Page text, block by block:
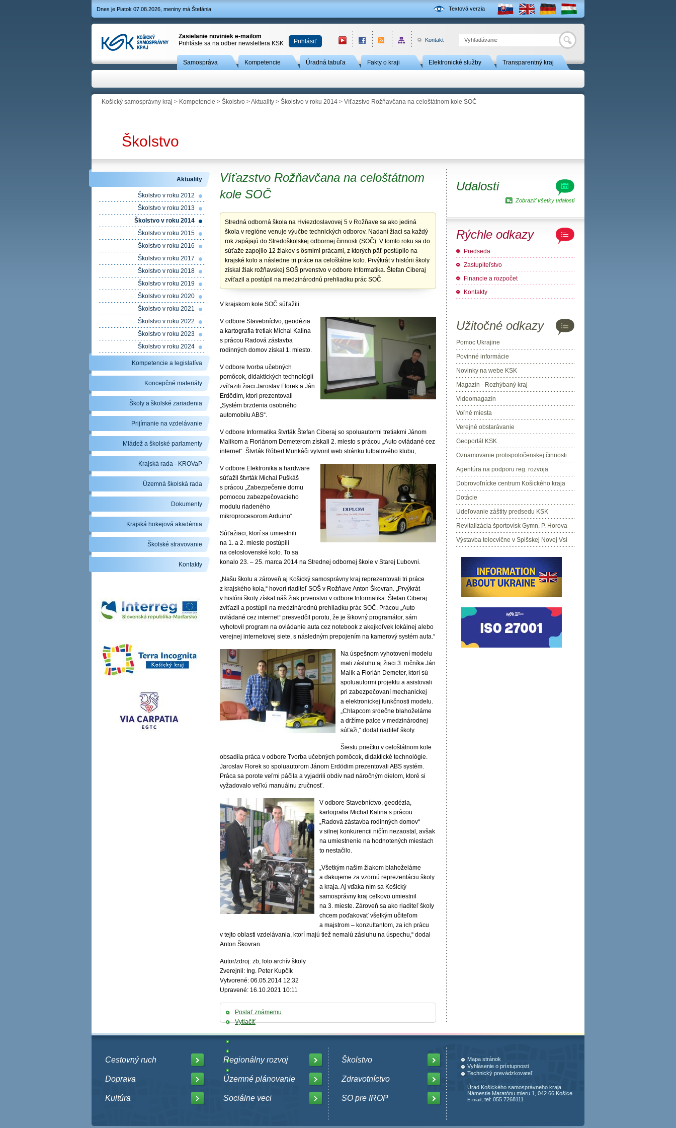
Textová verzia
Dnes je Piatok 07.08.2026, meniny má Štefánia
Hľadať
Zasielanie noviniek e-mailom
Prihláste sa na odber newslettera KSK
Prihlásiť Kontakt
Samospráva Kompetencie Úradná tabuľa Fakty o kraji Elektronické služby Transparentný kraj
Košický samosprávny kraj > Kompetencie > Školstvo >Aktuality > Školstvo v roku 2014 > Víťazstvo Rožňavčana na celoštátnom kole SOČ
Školstvo
Víťazstvo Rožňavčana na celoštátnom
kole SOČ
Stredná odborná škola na Hviezdoslavovej 5 v Rožňave sa ako jediná
škola v regióne venuje výučbe technických odborov. Nadaní žiaci sa každý
rok zapájajú do Stredoškolskej odbornej činnosti (SOČ). V tomto roku sa do
súťaže zapojilo 12 žiakov s ôsmimi prácami, z ktorých päť postúpilo na
krajské kolo a následne tri práce na celoštátne kolo. Prvýkrát v histórii školy
získal žiak rožňavskej SOŠ prvenstvo v odbore Informatika. Štefan Ciberaj
zvíťazil a postúpil na medzinárodnú prehliadku prác SOČ.
V krajskom kole SOČ súťažili:
V odbore Stavebníctvo, geodézia
a kartografia tretiak Michal Kalina
s prácou Radová zástavba
rodinných domov získal 1. miesto.
V odbore tvorba učebných
pomôcok, didaktických technológií
zvíťazili žiaci Jaroslav Florek a Ján
Erdödim, ktorí prezentovali
„Systém brzdenia osobného
automobilu ABS“.
V odbore Informatika štvrták Štefan Ciberaj so spoluautormi tretiakmi Jánom
Malikom a Floriánom Demeterom získali 2. miesto s prácou „Auto ovládané cez
internet“. Štvrták Róbert Munkáči vytvoril web stránku futbalového klubu,
V odbore Elektronika a hardware
súťažil štvrták Michal Puškáš
s prácou „Zabezpečenie domu
pomocou zabezpečovacieho
modulu riadeného
mikroprocesorom Arduino“.
Súťažiaci, ktorí sa umiestnili
na 1. a 2. mieste postúpili
na celoslovenské kolo. To sa
konalo 23. – 25. marca 2014 na Strednej odbornej škole v Starej Ľubovni.
„Našu školu a zároveň aj Košický samosprávny kraj reprezentovali tri práce
z krajského kola,“ hovorí riaditeľ SOŠ v Rožňave Anton Škovran. „Prvýkrát
v histórii školy získal náš žiak prvenstvo v odbore Informatika. Štefan Ciberaj
zvíťazil a postúpil na medzinárodnú prehliadku prác SOČ. Prácou „Auto
ovládané cez internet“ presvedčil porotu, že je šikovný programátor, sám
vyhotovil program na ovládanie auta cez notebook z akejkoľvek lokálnej alebo
verejnej internetovej siete, s následným prepojením na kamerový systém auta.“
Na úspešnom vyhotovení modelu
mali zásluhu aj žiaci 3. ročníka Ján
Malík a Florián Demeter, ktorí sú
spoluautormi projektu a asistovali
pri zabezpečovaní mechanickej
a elektronickej funkčnosti modelu.
„Chlapcom srdečne blahoželáme
a držíme palce v medzinárodnej
súťaži,“ dodal riaditeľ školy.
Šiestu priečku v celoštátnom kole
obsadila práca v odbore Tvorba učebných pomôcok, didaktické technológie.
Jaroslav Florek so spoluautorom Jánom Erdödim prezentovali ABS systém.
Práca sa porote veľmi páčila a vyjadrili obdiv nad náročným dielom, ktoré si
vyžadovalo veľkú manuálnu zručnosť.
V odbore Stavebníctvo, geodézia,
kartografia Michal Kalina s prácou
„Radová zástavba rodinných domov“
v silnej konkurencii ničím nezaostal, avšak
na umiestnenie na hodnotených miestach
to nestačilo.
„Všetkým našim žiakom blahoželáme
a ďakujeme za vzornú reprezentáciu školy
a kraja. Aj vďaka ním sa Košický
samosprávny kraj celkovo umiestnil
na 3. mieste. Zároveň sa ako riaditeľ školy
chcem poďakovať všetkým učiteľom
a majstrom – konzultantom, za ich prácu
v tejto oblasti vzdelávania, ktorí majú tiež nemalú zásluhu na úspechu,“ dodal
Anton Škovran.
Autor/zdroj: zb, foto archív školy
Zverejnil: Ing. Peter Kupčík
Vytvorené: 06.05.2014 12:32
Upravené: 16.10.2021 10:11
Poslať známemu
Vytlačiť
Aktuality
Školstvo v roku 2012
Školstvo v roku 2013
Školstvo v roku 2014
Školstvo v roku 2015
Školstvo v roku 2016
Školstvo v roku 2017
Školstvo v roku 2018
Školstvo v roku 2019
Školstvo v roku 2020
Školstvo v roku 2021
Školstvo v roku 2022
Školstvo v roku 2023
Školstvo v roku 2024
Kompetencie a legislatíva
Koncepčné materiály
Školy a školské zariadenia
Prijímanie na vzdelávanie
Mládež a školské parlamenty
Krajská rada - KROVaP
Územná školská rada
Dokumenty
Krajská hokejová akadémia
Školské stravovanie
Kontakty
Udalosti
Zobraziť všetky udalosti
Rýchle odkazy
Predseda
Zastupiteľstvo
Financie a rozpočet
Kontakty
Užitočné odkazy
Pomoc Ukrajine
Povinné informácie
Novinky na webe KSK
Magazín - Rozhýbaný kraj
Videomagazín
Voľné miesta
Verejné obstarávanie
Geoportál KSK
Oznamovanie protispoločenskej činnosti
Agentúra na podporu reg. rozvoja
Dobrovoľnícke centrum Košického kraja
Dotácie
Udeľovanie záštity predsedu KSK
Revitalizácia športovísk Gymn. P. Horova
Výstavba telocvične v Spišskej Novej Vsi
Cestovný ruch
Doprava
Kultúra
Regionálny rozvoj
Územné plánovanie
Sociálne veci
Školstvo
Zdravotníctvo
SO pre IROP
Mapa stránok
Vyhlásenie o prístupnosti
Technický prevádzkovateľ
Úrad Košického samosprávneho kraja
Námestie Maratónu mieru 1, 042 66 Košice
E-mail , tel: 055 7268111